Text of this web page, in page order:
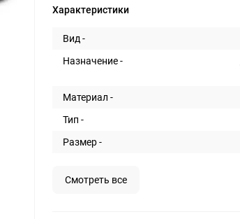
Характеристики
Вид -
Назначение -
Материал -
Тип -
Размер -
Смотреть все